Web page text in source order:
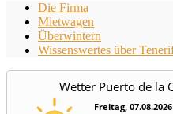
Die Firma
Mietwagen
Überwintern
Wissenswertes über
Wetter Puerto de la
Freitag, 07.08.2026